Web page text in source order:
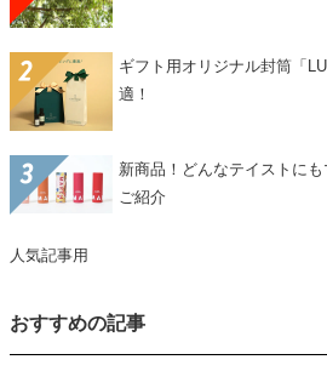
ギフト用オリジナル封筒「
適！
新商品！どんなテイストに
ご紹介
人気記事用
おすすめの記事